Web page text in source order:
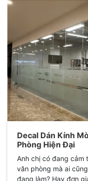
Decal Dán Kính
Phòng Hiện Đại
Anh chị có đang cảm
văn phòng mà ai
đang làm? Hay đơn